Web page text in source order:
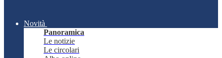
Novità
Panoramica
Le notizie
Le circolari